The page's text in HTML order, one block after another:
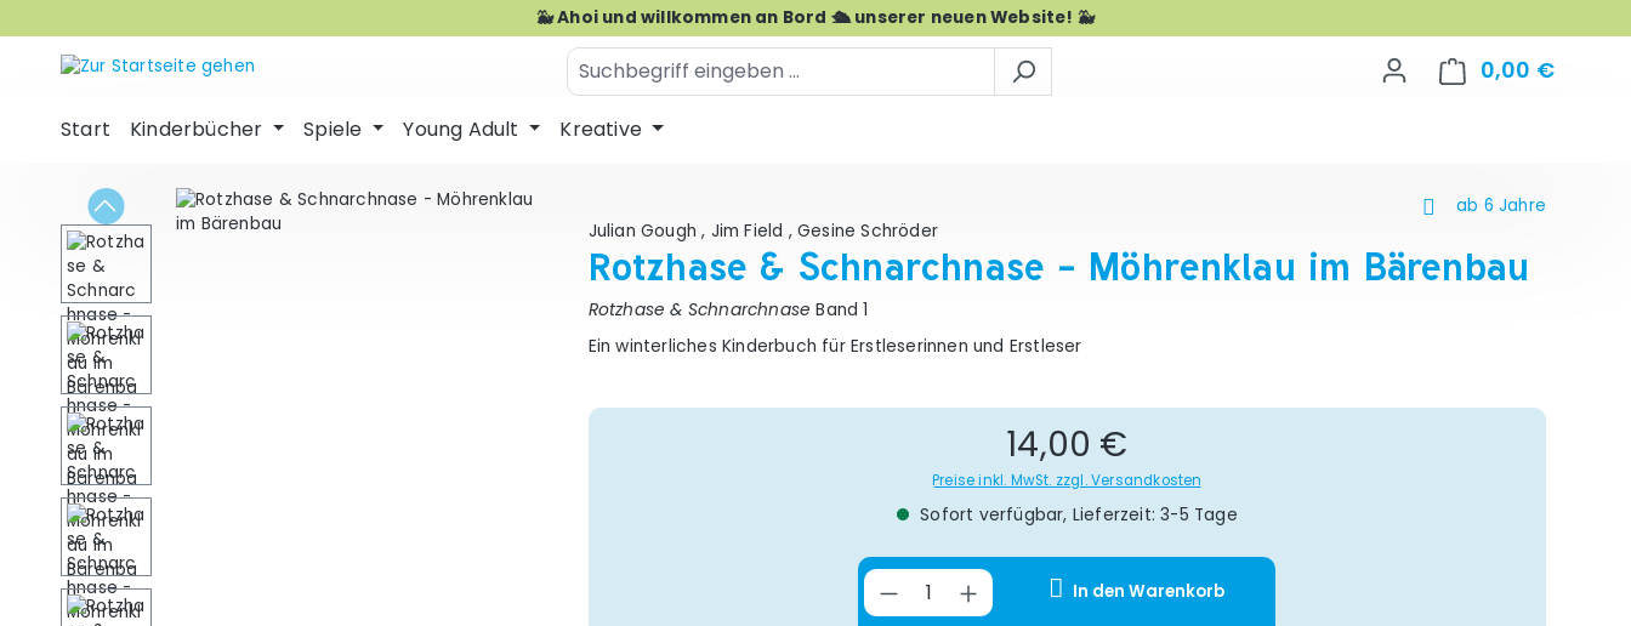
🐳 Ahoi und willkommen an Bord 🛳️ unserer neuen Website! 🐳
0,00 €
Start Kinderbücher Spiele Young Adult Kreative
Bildergalerie überspringen
ab 6 Jahre
Julian Gough, Jim Field ,Gesine Schröder
Rotzhase & Schnarchnase - Möhrenklau im Bärenbau
Rotzhase & SchnarchnaseBand 1
Ein winterliches Kinderbuch für Erstleserinnen und Erstleser
Regulärer Preis:
14,00 €
Preise inkl. MwSt. zzgl. Versandkosten
Sofort verfügbar, Lieferzeit: 3-5 Tage
Produkt Anzahl: Gib den gewünschten Wert ein
In den Warenkorb